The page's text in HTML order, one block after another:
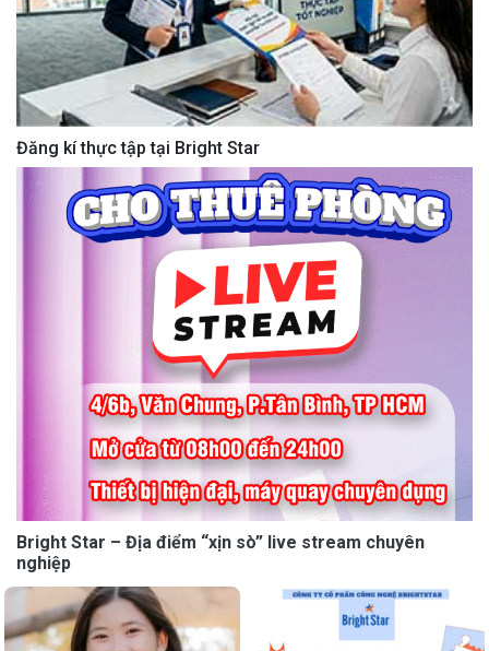
Đăng kí thực tập tại Bright Star
Bright Star – Địa điểm “xịn sò” live stream chuyên
nghiệp